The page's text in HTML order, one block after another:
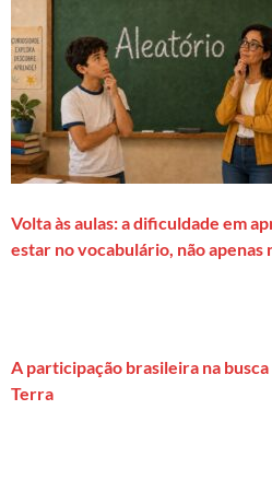
Volta às aulas: a dificuldade em
estar no vocabulário, não apenas
A participação brasileira na
Terra